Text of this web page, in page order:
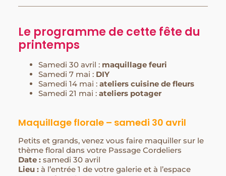
Le programme de cette fête du
printemps
Samedi 30 avril : maquillage feuri
Samedi 7 mai : DIY
Samedi 14 mai :ateliers cuisine de fleurs
Samedi 21 mai :ateliers potager
Maquillage florale – samedi 30 avril
Petits et grands, venez vous faire maquiller sur le
thème floral dans votre Passage Cordeliers
Date : samedi 30 avril
Lieu : à l’entrée 1 de votre galerie et à l’espace